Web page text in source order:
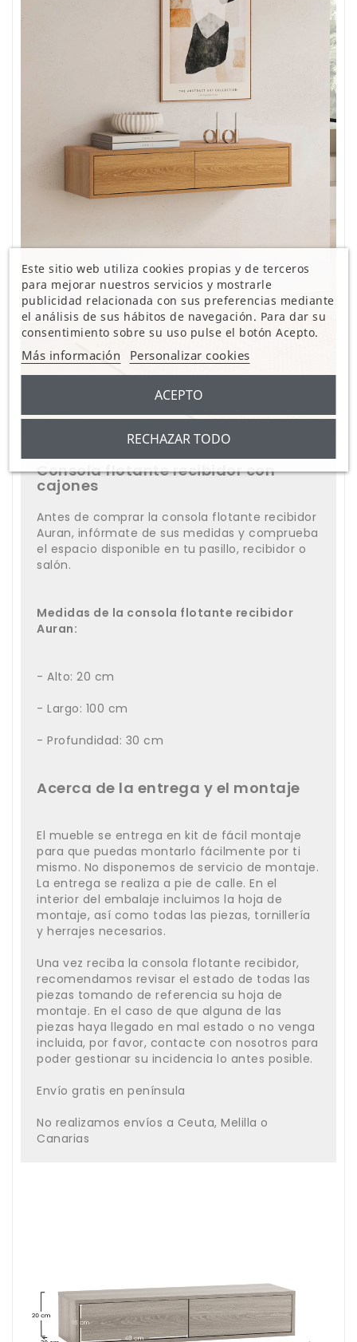
Consola flotante recibidor con
cajones
Antes de comprar la consola flotante recibidor
Auran, infórmate de sus medidas y comprueba
el espacio disponible en tu pasillo, recibidor o
salón.
Medidas de la consola flotante recibidor
Auran:
- Alto: 20 cm
- Largo: 100 cm
- Profundidad: 30 cm
Acerca de la entrega y el montaje
El mueble se entrega en kit de fácil montaje
para que puedas montarlo fácilmente por ti
mismo. No disponemos de servicio de montaje.
La entrega se realiza a pie de calle. En el
interior del embalaje incluimos la hoja de
montaje, así como todas las piezas, tornillería
y herrajes necesarios.
Una vez reciba la consola flotante recibidor,
recomendamos revisar el estado de todas las
piezas tomando de referencia su hoja de
montaje. En el caso de que alguna de las
piezas haya llegado en mal estado o no venga
incluida, por favor, contacte con nosotros para
poder gestionar su incidencia lo antes posible.
Envío gratis en península
No realizamos envíos a Ceuta, Melilla o
Canarias
Este sitio web utiliza cookies propias y de terceros
para mejorar nuestros servicios y mostrarle
publicidad relacionada con sus preferencias mediante
el análisis de sus hábitos de navegación. Para dar su
consentimiento sobre su uso pulse el botón Acepto.
Más información Personalizar cookies
RECHAZAR TODO
ACEPTO